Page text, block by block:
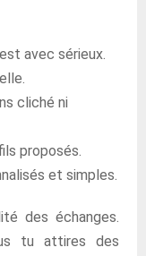
avec sérieux.
cliché ni
proposés.
et simples.
des échanges.
tu attires des